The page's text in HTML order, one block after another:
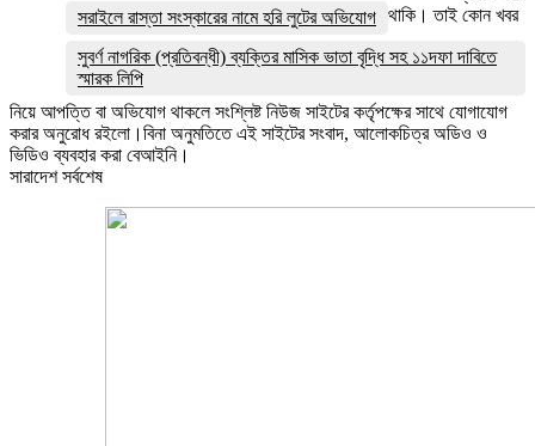
সরাইলে রাস্তা সংস্কারের নামে হরি লুটের অভিযোগ
সুবর্ণ নাগরিক (প্রতিবন্ধী) ব্যক্তির মাসিক ভাতা বৃদ্ধি সহ ১১দফা দাবিতে
স্মারক লিপি
থাকি। তাই কোন খবর
নিয়ে আপত্তি বা অভিযোগ থাকলে সংশ্লিষ্ট নিউজ সাইটের কর্তৃপক্ষের সাথে যোগাযোগ
করার অনুরোধ রইলো।বিনা অনুমতিতে এই সাইটের সংবাদ, আলোকচিত্র অডিও ও
ভিডিও ব্যবহার করা বেআইনি।
সারাদেশ সর্বশেষ